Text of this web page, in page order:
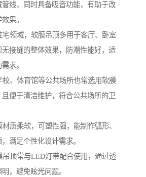
线，同时具备吸音功能，有助于改
果。
宅领域，软膜吊顶多用于客厅、卧室
接缝的整体效果，防潮性能好，适
求。
校、体育馆等公共场所也常选用软膜
便于清洁维护，符合公共场所的卫
质柔软，可塑性强，能制作弧形、
满足个性化设计需求。
吊顶常与LED灯带配合使用，通过透
，避免眩光问题。